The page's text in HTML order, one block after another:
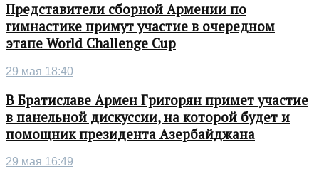
Представители сборной Армении по
гимнастике примут участие в очередном
этапе World Challenge Cup
29 мая 18:40
В Братиславе Армен Григорян примет участие
в панельной дискуссии, на которой будет и
помощник президента Азербайджана
29 мая 16:49